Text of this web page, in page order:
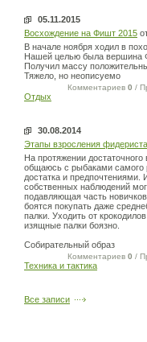
05.11.2015
Восхождение на Фишт 2015
В начале ноября ходил в
Нашей целью была вершина
Получил массу
Тяжело, но неописуемо
Комментариев 0 /
Отдых
30.08.2014
Этапы взросления фидериста
На протяжении достаточного
общаюсь с рыбаками самого
достатка и предпочтениями.
собственных наблюдений
подавляющая часть
боятся покупать даже
палки. Уходить от
изящные палки боязно.
Собирательный образ
Комментариев 0 /
Техника и тактика
Все записи